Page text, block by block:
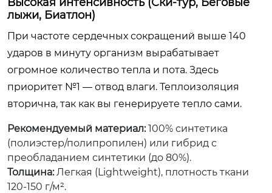
лыжи, Биатлон)
При частоте сердечных сокращений выше 140
ударов в минуту организм вырабатывает
огромное количество тепла и пота. Здесь
приоритет №1 — отвод влаги. Теплоизоляция
вторична, так как вы генерируете тепло сами.
Рекомендуемый материал:100% синтетика
(полиэстер/полипропилен) или гибрид с
преобладанием синтетики (до 80%).
Толщина:Легкая (Lightweight), плотность ткани
120-150 г/м².